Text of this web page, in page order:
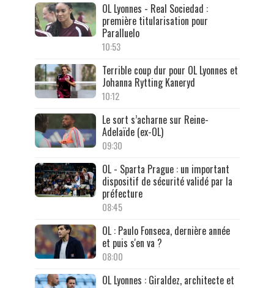
OL Lyonnes - Real Sociedad :
première titularisation pour
Paralluelo
10:53
Terrible coup dur pour OL Lyonnes et
Johanna Rytting Kaneryd
10:12
Le sort s’acharne sur Reine-
Adelaïde (ex-OL)
09:30
OL - Sparta Prague : un important
dispositif de sécurité validé par la
préfecture
08:45
OL : Paulo Fonseca, dernière année
et puis s'en va ?
08:00
OL Lyonnes : Giraldez, architecte et